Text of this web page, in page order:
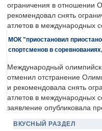
ограничения в отношении
рекомендовал снять
атлетов в международных
МОК "приостановил
спортсменов в
Международный
отменил отстранение
и рекомендовала снять
атлетов в международных
заявление опубликовала
ВКУСНЫЙ РАЗДЕЛ